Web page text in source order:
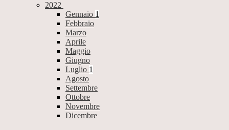
2022
Gennaio 1
Febbraio
Marzo
Aprile
Maggio
Giugno
Luglio 1
Agosto
Settembre
Ottobre
Novembre
Dicembre